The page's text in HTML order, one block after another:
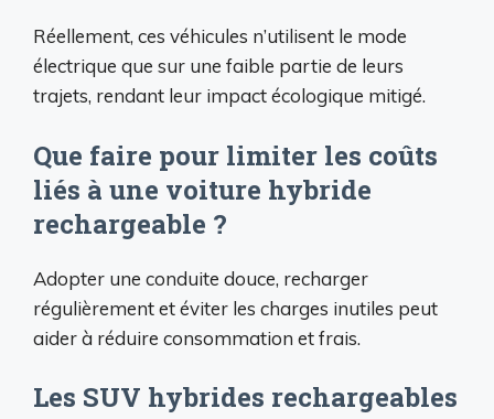
Réellement, ces véhicules n’utilisent le mode
électrique que sur une faible partie de leurs
trajets, rendant leur impact écologique mitigé.
Que faire pour limiter les coûts
liés à une voiture hybride
rechargeable ?
Adopter une conduite douce, recharger
régulièrement et éviter les charges inutiles peut
aider à réduire consommation et frais.
Les SUV hybrides rechargeables